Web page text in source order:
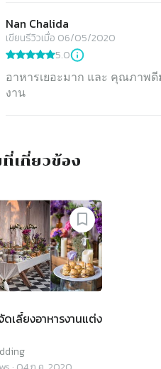
Nan Chalida
เขียนรีวิวเมื่อ 06/05/2020
5.0
อาหารเยอะมาก และ คุณภา
งาน
เกี่ยวข้อง
เลี้ยงอาหารงานแต่ง